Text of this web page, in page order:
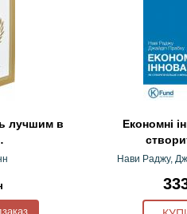
лучшим в
Економні
Нави Раджу,